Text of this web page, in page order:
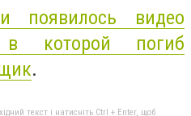
появилось видео
которой погиб
.
текст і натисніть Ctrl + Enter, щоб